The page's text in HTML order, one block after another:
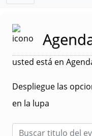
usted está en
Despliegue las
en la lupa